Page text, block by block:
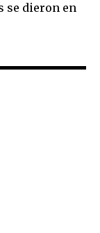
on our website
we respect
information is
se dieron en